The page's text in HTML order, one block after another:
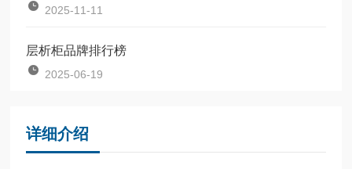
2025-11-11
层析柜品牌排行榜
2025-06-19
详细介绍